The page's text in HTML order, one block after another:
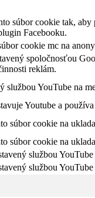
súbor cookie tak,
Facebooku.
cookie mc na
spoločnosťou
reklám.
službou YouTube na
Youtube a
súbor cookie na
súbor cookie na
službou
službou